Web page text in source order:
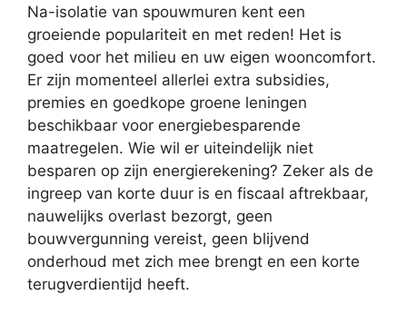
Na-isolatie van spouwmuren kent een
groeiende populariteit en met reden! Het is
goed voor het milieu en uw eigen wooncomfort.
Er zijn momenteel allerlei extra subsidies,
premies en goedkope groene leningen
beschikbaar voor energiebesparende
maatregelen. Wie wil er uiteindelijk niet
besparen op zijn energierekening? Zeker als de
ingreep van korte duur is en fiscaal aftrekbaar,
nauwelijks overlast bezorgt, geen
bouwvergunning vereist, geen blijvend
onderhoud met zich mee brengt en een korte
terugverdientijd heeft.